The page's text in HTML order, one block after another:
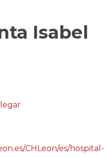
Isabel
CHLeon/es/hospital-